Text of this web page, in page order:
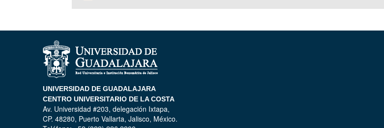
UNIVERSIDAD DE GUADALAJARA
CENTRO UNIVERSITARIO DE LA COSTA
Av. Universidad #203, delegación Ixtapa,
CP. 48280, Puerto Vallarta, Jalisco, México.